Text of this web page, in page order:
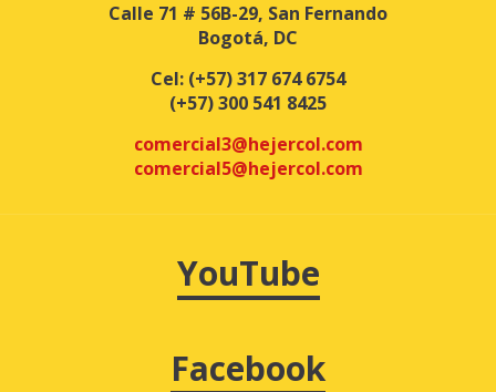
Calle 71 # 56B-29, San Fernando
Bogotá, DC
Cel: (+57) 317 674 6754
(+57) 300 541 8425
comercial3@hejercol.com
comercial5@hejercol.com
YouTube
Facebook